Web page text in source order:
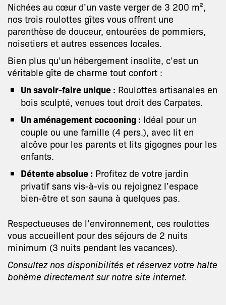
Nichées au cœur d’un vaste verger de 3 200 m²,
nos trois roulottes gîtes vous offrent une
parenthèse de douceur, entourées de pommiers,
noisetiers et autres essences locales.
Bien plus qu’un hébergement insolite, c’est un
véritable gîte de charme tout confort :
Un savoir-faire unique : Roulottes artisanales en
bois sculpté, venues tout droit des Carpates.
Un aménagement cocooning : Idéal pour un
couple ou une famille (4 pers.), avec lit en
alcôve pour les parents et lits gigognes pour les
enfants.
Détente absolue : Profitez de votre jardin
privatif sans vis-à-vis ou rejoignez l’espace
bien-être et son sauna à quelques pas.
Respectueuses de l’environnement, ces roulottes
vous accueillent pour des séjours de 2 nuits
minimum (3 nuits pendant les vacances).
Consultez nos disponibilités et réservez votre halte
bohème directement sur notre site internet.